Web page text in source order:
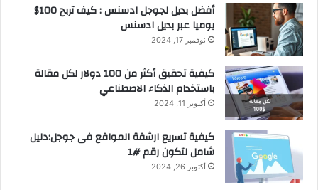
أفضل بديل لجوجل ادسنس : كيف تربح 100$
يوميا عبر بديل ادسنس
نوفمبر 17, 2024
كيفية تحقيق أكثر من 100 دولار لكل مقالة
باستخدام الذكاء الاصطناعي
أكتوبر 11, 2024
كيفية تسريع ارشفة المواقع فى جوجل:دليل
شامل لتكون رقم #1
أكتوبر 26, 2024